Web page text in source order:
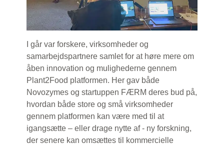
I går var forskere, virksomheder og
samarbejdspartnere samlet for at høre mere om
åben innovation og mulighederne gennem
Plant2Food platformen. Her gav både
Novozymes og startuppen FÆRM deres bud på,
hvordan både store og små virksomheder
gennem platformen kan være med til at
igangsætte – eller drage nytte af - ny forskning,
der senere kan omsættes til kommercielle